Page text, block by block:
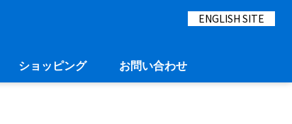
ENGLISH SITE
ショッピング お問い合わせ